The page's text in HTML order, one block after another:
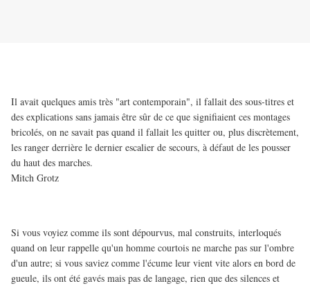
Il avait quelques amis très "art contemporain", il fallait des sous-titres et
des explications sans jamais être sûr de ce que signifiaient ces montages
bricolés, on ne savait pas quand il fallait les quitter ou, plus discrètement,
les ranger derrière le dernier escalier de secours, à défaut de les pousser
du haut des marches.
Mitch Grotz
Si vous voyiez comme ils sont dépourvus, mal construits, interloqués
quand on leur rappelle qu'un homme courtois ne marche pas sur l'ombre
d'un autre; si vous saviez comme l'écume leur vient vite alors en bord de
gueule, ils ont été gavés mais pas de langage, rien que des silences et